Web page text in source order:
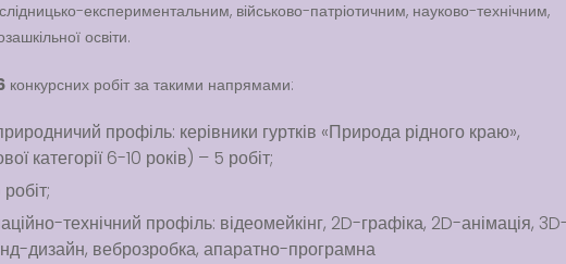
експериментальним, військово-патріотичним, науково-технічним,
освіти.
конкурсних робіт за такими напрямами:
профіль: керівники гуртків «Природа рідного краю»,
категорії 6-10 років) – 5 робіт;
технічний профіль: відеомейкінг, 2D-графіка, 2D-анімація,
дизайн, веброзробка, апаратно-програмна